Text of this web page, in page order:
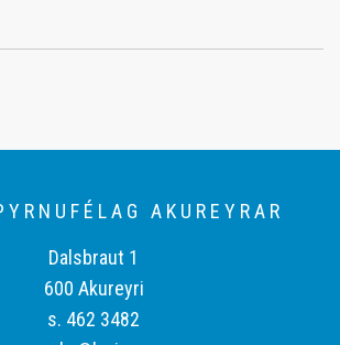
AKUREYRAR
Dalsbraut 1
600 Akureyri
s. 462 3482